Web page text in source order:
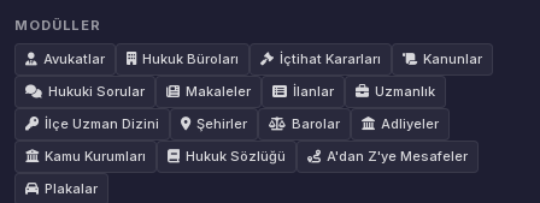
MODÜLLER
Avukatlar
Hukuk Büroları İçtihat Kararları
Kanunlar
Hukuki Sorular
Makaleler İlanlar
Uzmanlık
İlçe Uzman Dizini
Şehirler Barolar
Adliyeler
Kamu Kurumları
Hukuk Sözlüğü
A'dan Z'ye Mesafeler
Plakalar